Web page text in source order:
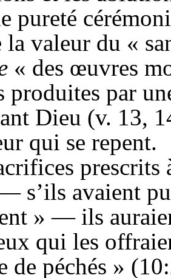
pureté
la valeur du «
« des œuvres
par
Dieu (v. 13,
qui se repent.
prescrits
s’ils avaient
» — ils
qui les
de péchés »